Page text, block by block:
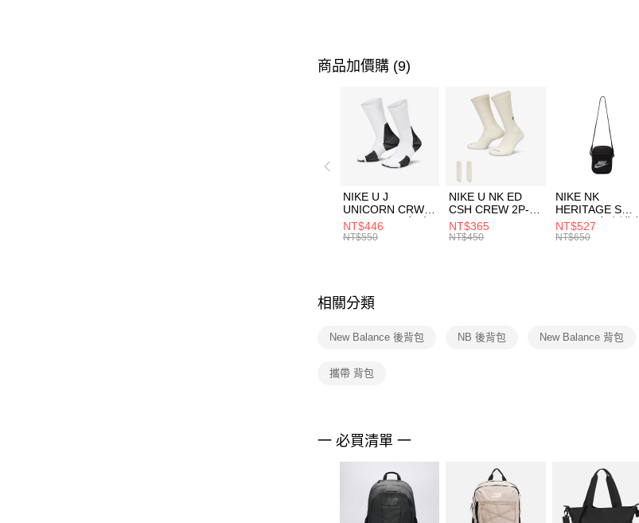
商品加價購 (9)
NIKE U J
UNICORN CRW
1PR -160 男女 中
統襪 FZ3393100
NT$446
NT$550
NIKE U NK ED
CSH CREW 2P-
144 EMBRDY 男
女 短統襪
NT$365
NT$450
NIKE NK
HERITAGE S
SMIT 男女 側背包
BA5871010
NT$527
NT$650
相關分類
New Balance 後背包 NB 後背包 New Balance 背包
攜帶 背包
一 必買清單 一